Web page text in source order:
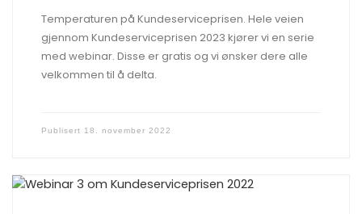
Temperaturen på Kundeserviceprisen. Hele veien
gjennom Kundeserviceprisen 2023 kjører vi en serie
med webinar. Disse er gratis og vi ønsker dere alle
velkommen til å delta.
Publisert 18. november 2022